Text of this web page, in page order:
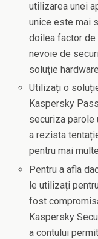
utilizarea unei
unice este mai
doilea factor de
nevoie de
soluție
Utilizați o
Kaspersky
securiza parole
a rezista
pentru mai
Pentru a afla
le utilizați
fost
Kaspersky
a contului